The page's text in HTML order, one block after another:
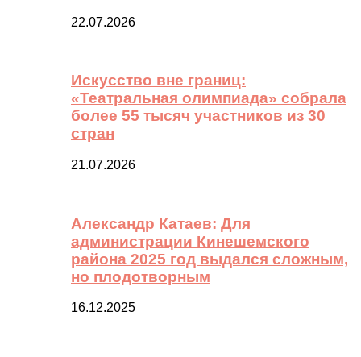
22.07.2026
Искусство вне границ:
«Театральная олимпиада» собрала
более 55 тысяч участников из 30
стран
21.07.2026
Александр Катаев: Для
администрации Кинешемского
района 2025 год выдался сложным,
но плодотворным
16.12.2025